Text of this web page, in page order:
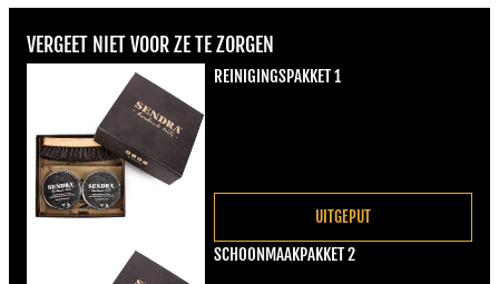
VERGEET NIET VOOR ZE TE ZORGEN
REINIGINGSPAKKET 1
UITGEPUT
SCHOONMAAKPAKKET 2